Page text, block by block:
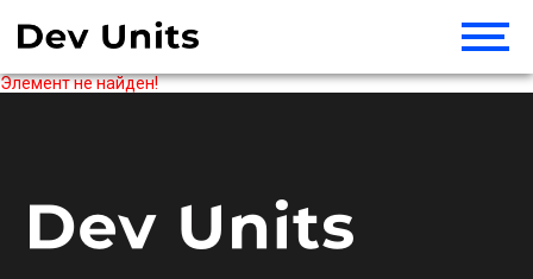
Элемент не найден!